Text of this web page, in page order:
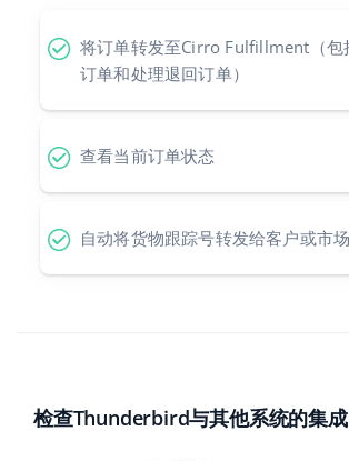
română
中文
将订单转发至Cirro Fulfillment（包
订单和处理退回订单）
查看当前订单状态
自动将货物跟踪号转发给客户或市
检查Thunderbird与其他系统的集成